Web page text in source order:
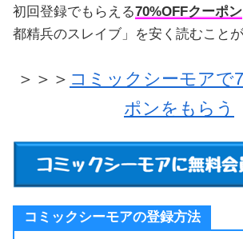
初回登録でもらえる70%OFFクーポン
都精兵のスレイブ」を安く読むこと
＞＞＞ コミックシーモアで
ポンをもらう
コミックシーモアの登録方法